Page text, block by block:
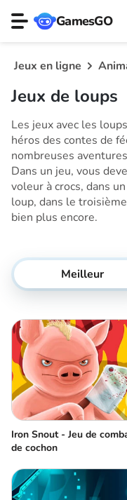
GamesGO
Jeux en ligne
Jeux de loups
Les jeux avec les
héros des contes de
nombreuses
Dans un jeu, vous
voleur à crocs, dans
loup, dans le
bien plus encore.
Meilleur
Iron Snout - Jeu de
de cochon